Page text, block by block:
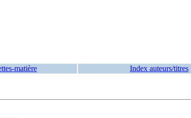
matière Index auteurs/titres